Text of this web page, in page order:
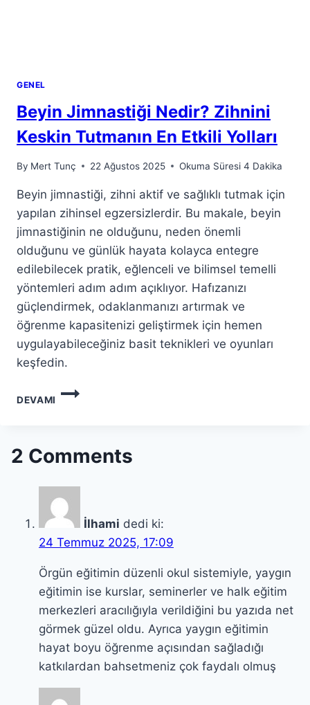
GENEL
Beyin Jimnastiği Nedir? Zihnini
Keskin Tutmanın En Etkili Yolları
By Mert Tunç 22 Ağustos 2025 Okuma Süresi 4 Dakika
Beyin jimnastiği, zihni aktif ve sağlıklı tutmak için
yapılan zihinsel egzersizlerdir. Bu makale, beyin
jimnastiğinin ne olduğunu, neden önemli
olduğunu ve günlük hayata kolayca entegre
edilebilecek pratik, eğlenceli ve bilimsel temelli
yöntemleri adım adım açıklıyor. Hafızanızı
güçlendirmek, odaklanmanızı artırmak ve
öğrenme kapasitenizi geliştirmek için hemen
uygulayabileceğiniz basit teknikleri ve oyunları
keşfedin.
DEVAMI
BEYIN
TUTMANIN
YOLLARI
2 Comments
İlhami dedi ki:
24 Temmuz 2025, 17:09
Örgün eğitimin düzenli okul sistemiyle, yaygın
eğitimin ise kurslar, seminerler ve halk eğitim
merkezleri aracılığıyla verildiğini bu yazıda net
görmek güzel oldu. Ayrıca yaygın eğitimin
hayat boyu öğrenme açısından sağladığı
katkılardan bahsetmeniz çok faydalı olmuş